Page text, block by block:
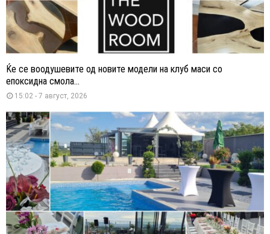
Ќе се воодушевите од новите модели на клуб маси со
епоксидна смола...
15:02 - 7 август, 2026